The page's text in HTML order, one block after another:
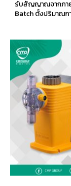
รับสัญญาณจากภาย
Batch ตั้งปริมาณก